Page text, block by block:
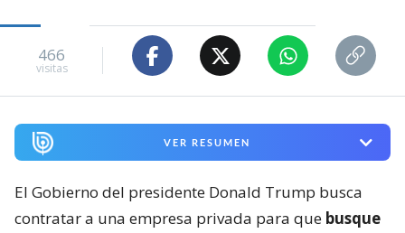
466
visitas
VER RESUMEN
El Gobierno del presidente Donald Trump busca
contratar a una empresa privada para que busque